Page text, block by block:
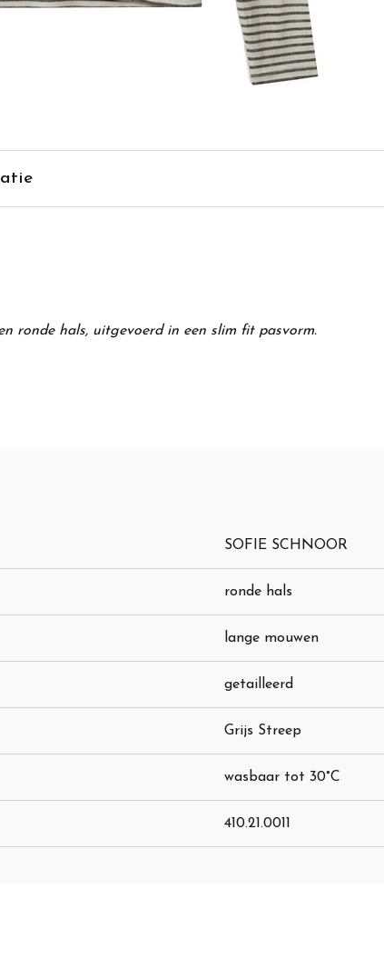
ronde hals, uitgevoerd in een slim fit pasvorm.
SOFIE SCHNOOR
ronde hals
lange mouwen
getailleerd
Grijs Streep
wasbaar tot 30°C
410.21.0011